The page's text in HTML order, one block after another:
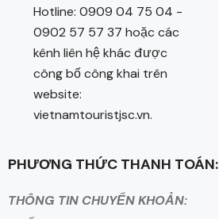
Hotline: 0909 04 75 04 -
0902 57 57 37 hoặc các
kênh liên hệ khác được
công bố công khai trên
website:
vietnamtouristjsc.vn.
PHƯƠNG THỨC THANH TOÁN:
THÔNG TIN CHUYỂN KHOẢN: